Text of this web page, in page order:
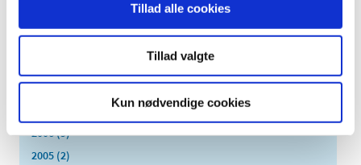
Tillad alle cookies
Tillad valgte
Kun nødvendige cookies
2008 (8)
2006 (9)
2005 (2)